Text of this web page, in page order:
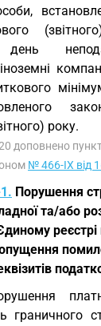
день
року.
доповнено
№ 466-IX від
Порушення
та/або
граничного